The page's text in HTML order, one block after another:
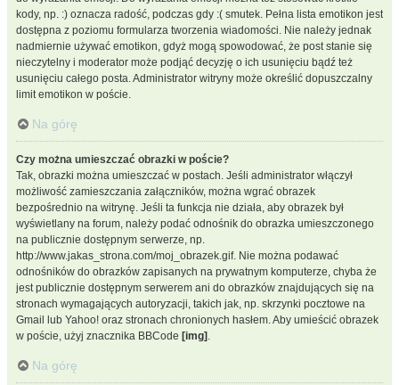
kody, np. :) oznacza radość, podczas gdy :( smutek. Pełna lista emotikon jest
dostępna z poziomu formularza tworzenia wiadomości. Nie należy jednak
nadmiernie używać emotikon, gdyż mogą spowodować, że post stanie się
nieczytelny i moderator może podjąć decyzję o ich usunięciu bądź też
usunięciu całego posta. Administrator witryny może określić dopuszczalny
limit emotikon w poście.
Na górę
Czy można umieszczać obrazki w poście?
Tak, obrazki można umieszczać w postach. Jeśli administrator włączył
możliwość zamieszczania załączników, można wgrać obrazek
bezpośrednio na witrynę. Jeśli ta funkcja nie działa, aby obrazek był
wyświetlany na forum, należy podać odnośnik do obrazka umieszczonego
na publicznie dostępnym serwerze, np.
http://www.jakas_strona.com/moj_obrazek.gif. Nie można podawać
odnośników do obrazków zapisanych na prywatnym komputerze, chyba że
jest publicznie dostępnym serwerem ani do obrazków znajdujących się na
stronach wymagających autoryzacji, takich jak, np. skrzynki pocztowe na
Gmail lub Yahoo! oraz stronach chronionych hasłem. Aby umieścić obrazek
w poście, użyj znacznika BBCode [img] .
Na górę